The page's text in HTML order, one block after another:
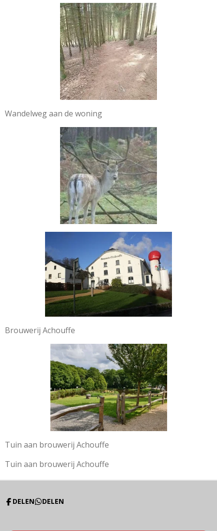
Wandelweg aan de woning
Brouwerij Achouffe
Tuin aan brouwerij Achouffe
Tuin aan brouwerij Achouffe
DELEN DELEN